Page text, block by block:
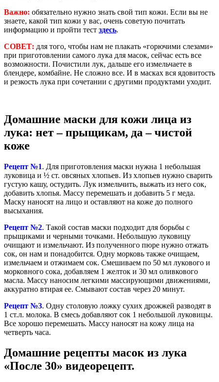
Важно: обязательно нужно знать свой тип кожи. Если вы не
знаете, какой тип кожи у вас, очень советую почитать
информацию и пройти тест здесь.
СОВЕТ: для того, чтобы нам не плакать «горючими слезами»
при приготовлении самого лука для масок, сейчас есть все
возможности. Почистили лук, дальше его измельчаете в
блендере, комбайне. Не сложно все. И в масках вся ядовитость
и резкость лука при сочетании с другими продуктами уходит.
Домашние маски для кожи лица из
лука: нет – прыщикам, да – чистой
коже
Рецепт №1. Для приготовления маски нужна 1 небольшая
луковица и ½ ст. овсяных хлопьев. Из хлопьев нужно сварить
густую кашу, остудить. Лук измельчить, выжать из него сок,
добавить хлопья. Массу перемешать и добавить 5 г меда.
Маску наносят на лицо и оставляют на коже до полного
высыхания.
Рецепт №2. Такой состав маски подходит для борьбы с
прыщиками и черными точками. Небольшую луковицу
очищают и измельчают. Из полученного пюре нужно отжать
сок, он нам и понадобится. Одну морковь также очищаем,
измельчаем и отжимаем сок. Смешиваем по 50 мл лукового и
морковного сока, добавляем 1 желток и 30 мл оливкового
масла. Массу наносим легкими массирующими движениями,
аккуратно втирая ее. Смывают состав через 20 минут.
Рецепт №3. Одну столовую ложку сухих дрожжей разводят в
1 ст.л. молока. В смесь добавляют сок 1 небольшой луковицы.
Все хорошо перемешать. Массу наносят на кожу лица на
четверть часа.
Домашние рецепты масок из лука
«После 30» видеорецепт.